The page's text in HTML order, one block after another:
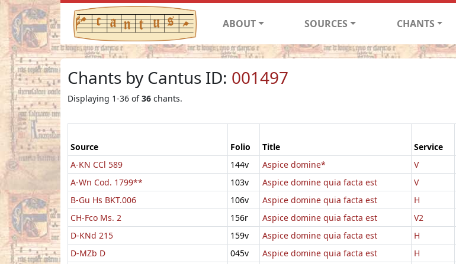
ABOUT SOURCES CHANTS
Chants by Cantus ID: 001497
Displaying 1-36 of36 chants.
Source Folio Title Service
A-KN CCl 589
144v Aspice domine* V
A-Wn Cod. 1799**
103v Aspice domine quia facta est V
B-Gu Hs BKT.006
106v Aspice domine quia facta est H
CH-Fco Ms. 2
156r Aspice domine quia facta est V2
D-KNd 215
159v Aspice domine quia facta est H
D-MZb D
045v Aspice domine quia facta est H